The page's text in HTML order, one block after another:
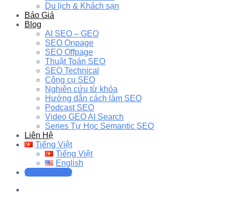
Du lịch & Khách sạn
Báo Giá
Blog
AI SEO – GEO
SEO Onpage
SEO Offpage
Thuật Toán SEO
SEO Technical
Công cụ SEO
Nghiên cứu từ khóa
Hướng dẫn cách làm SEO
Podcast SEO
Video GEO AI Search
Series Tự Học Semantic SEO
Liên Hệ
Tiếng Việt
Tiếng Việt
English
Support Now